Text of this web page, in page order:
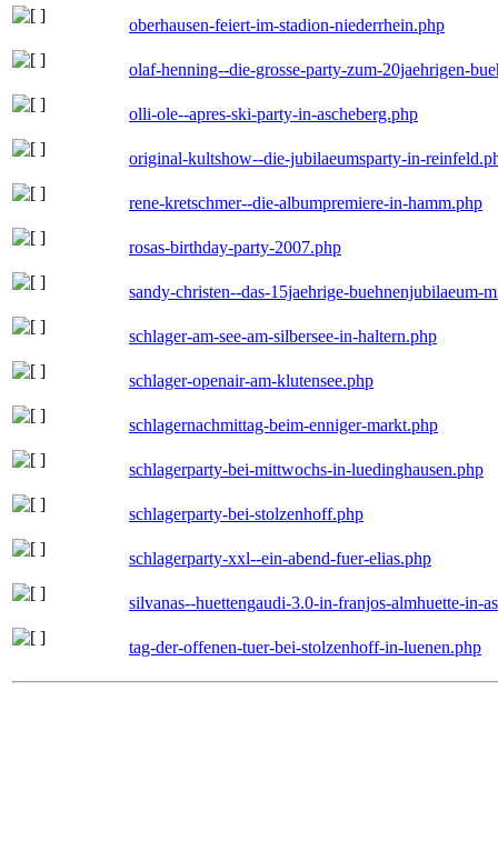
oberhausen-feiert-im-stadion-niederrhein.php
olaf-henning--die-grosse-party-zum-20jaehrigen-
olli-ole--apres-ski-party-in-ascheberg.php
original-kultshow--die-jubilaeumsparty-in-
rene-kretschmer--die-albumpremiere-in-hamm.php
rosas-birthday-party-2007.php
sandy-christen--das-15jaehrige-buehnenjubilaeum-
schlager-am-see-am-silbersee-in-haltern.php
schlager-openair-am-klutensee.php
schlagernachmittag-beim-enniger-markt.php
schlagerparty-bei-mittwochs-in-luedinghausen.php
schlagerparty-bei-stolzenhoff.php
schlagerparty-xxl--ein-abend-fuer-elias.php
silvanas--huettengaudi-3.0-in-franjos-almhuette-in-
tag-der-offenen-tuer-bei-stolzenhoff-in-luenen.php